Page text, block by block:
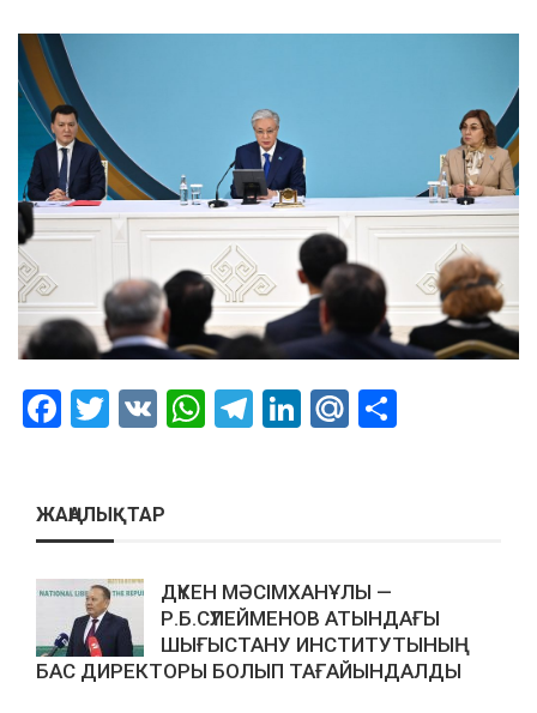
Facebook
Twitter
VK WhatsApp
Telegram
LinkedIn
Mail.Ru
ЖАҢАЛЫҚТАР
ДҮКЕН МӘСІМХАНҰЛЫ —
Р.Б.СҮЛЕЙМЕНОВ АТЫНДАҒЫ
ШЫҒЫСТАНУ ИНСТИТУТЫНЫҢ
БАС ДИРЕКТОРЫ БОЛЫП ТАҒАЙЫНДАЛДЫ